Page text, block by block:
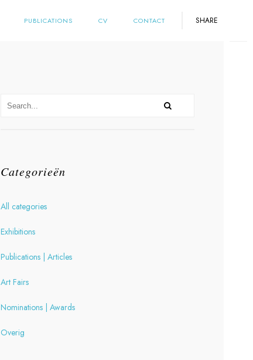
SHARE
PUBLICATIONS CV CONTACT
Categorieën
All categories
Exhibitions
Publications | Articles
Art Fairs
Nominations | Awards
Overig